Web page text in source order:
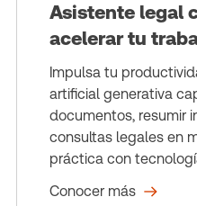
Asistente legal
acelerar tu
Impulsa tu
artificial generativa
documentos, resumir
consultas legales en
práctica con
Conocer más